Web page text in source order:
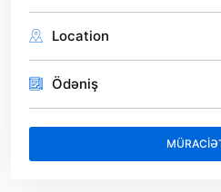
Location
Ödəniş